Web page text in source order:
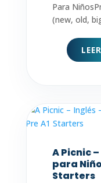
Para
(new, old,
A Picnic
para
Starters